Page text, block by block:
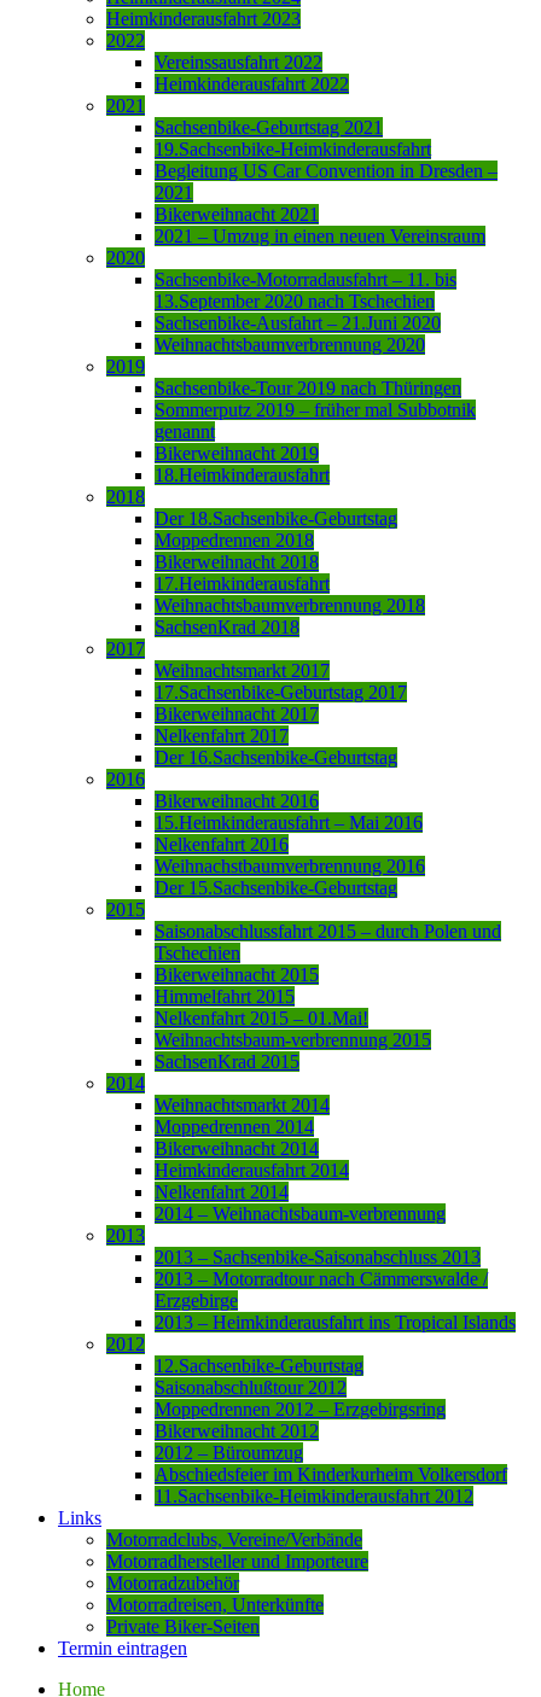
Heimkinderausfahrt 2023
2022
Vereinssausfahrt 2022
Heimkinderausfahrt 2022
2021
Sachsenbike-Geburtstag 2021
19.Sachsenbike-Heimkinderausfahrt
Begleitung US Car Convention in Dresden –
2021
Bikerweihnacht 2021
2021 – Umzug in einen neuen Vereinsraum
2020
Sachsenbike-Motorradausfahrt – 11. bis
13.September 2020 nach Tschechien
Sachsenbike-Ausfahrt – 21.Juni 2020
Weihnachtsbaumverbrennung 2020
2019
Sachsenbike-Tour 2019 nach Thüringen
Sommerputz 2019 – früher mal Subbotnik
genannt
Bikerweihnacht 2019
18.Heimkinderausfahrt
2018
Der 18.Sachsenbike-Geburtstag
Moppedrennen 2018
Bikerweihnacht 2018
17.Heimkinderausfahrt
Weihnachtsbaumverbrennung 2018
SachsenKrad 2018
2017
Weihnachtsmarkt 2017
17.Sachsenbike-Geburtstag 2017
Bikerweihnacht 2017
Nelkenfahrt 2017
Der 16.Sachsenbike-Geburtstag
2016
Bikerweihnacht 2016
15.Heimkinderausfahrt – Mai 2016
Nelkenfahrt 2016
Weihnachstbaumverbrennung 2016
Der 15.Sachsenbike-Geburtstag
2015
Saisonabschlussfahrt 2015 – durch Polen und
Tschechien
Bikerweihnacht 2015
Himmelfahrt 2015
Nelkenfahrt 2015 – 01.Mai!
Weihnachtsbaum-verbrennung 2015
SachsenKrad 2015
2014
Weihnachtsmarkt 2014
Moppedrennen 2014
Bikerweihnacht 2014
Heimkinderausfahrt 2014
Nelkenfahrt 2014
2014 – Weihnachtsbaum-verbrennung
2013
2013 – Sachsenbike-Saisonabschluss 2013
2013 – Motorradtour nach Cämmerswalde /
Erzgebirge
2013 – Heimkinderausfahrt ins Tropical Islands
2012
12.Sachsenbike-Geburtstag
Saisonabschlußtour 2012
Moppedrennen 2012 – Erzgebirgsring
Bikerweihnacht 2012
2012 – Büroumzug
Abschiedsfeier im Kinderkurheim Volkersdorf
11.Sachsenbike-Heimkinderausfahrt 2012
Links
Motorradclubs, Vereine/Verbände
Motorradhersteller und Importeure
Motorradzubehör
Motorradreisen, Unterkünfte
Private Biker-Seiten
Termin eintragen
Home